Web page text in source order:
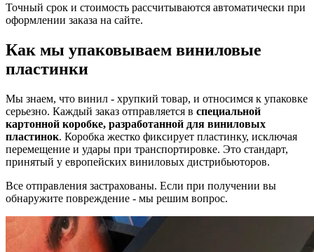
Точный срок и стоимость рассчитываются автоматически при
оформлении заказа на сайте.
Как мы упаковываем виниловые
пластинки
Мы знаем, что винил - хрупкий товар, и относимся к упаковке
серьезно. Каждый заказ отправляется в специальной
картонной коробке, разработанной для виниловых
пластинок. Коробка жестко фиксирует пластинку, исключая
перемещение и удары при транспортировке. Это стандарт,
принятый у европейских виниловых дистрибьюторов.
Все отправления застрахованы. Если при получении вы
обнаружите повреждение - мы решим вопрос.